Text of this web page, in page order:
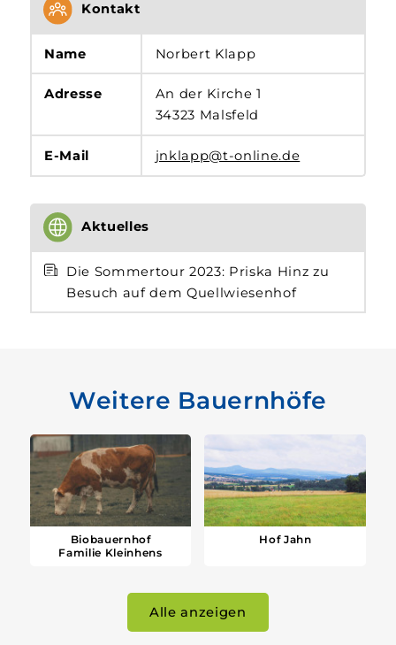
Kontakt
Name Norbert Klapp
Adresse
An der Kirche 1
34323 Malsfeld
E-Mail jnklapp@t-online.de
Aktuelles
Die Sommertour 2023: Priska Hinz zu
Besuch auf dem Quellwiesenhof
Weitere Bauernhöfe
Biobauernhof
Familie Kleinhens
Hof Jahn
Alle anzeigen